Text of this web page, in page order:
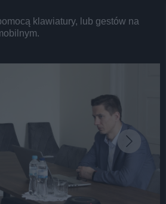
klawiatury, lub gestów na